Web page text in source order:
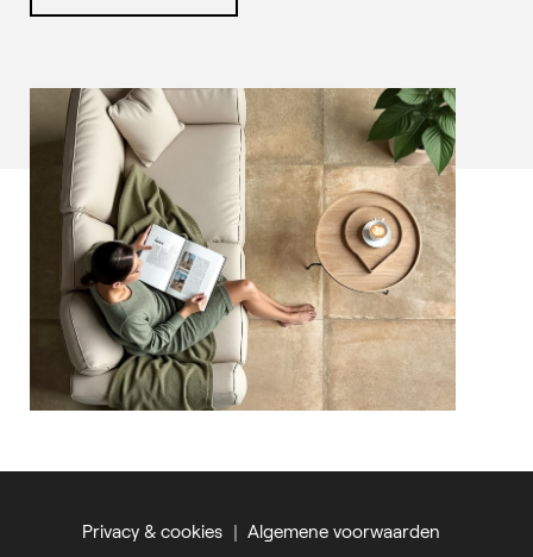
Privacy & cookies Algemene voorwaarden